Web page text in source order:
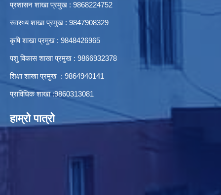
प्रशासन शाखा प्रमुख : 9868224752
स्वास्थ्य शाखा प्रमुख : 9847908329
कृषि शाखा प्रमुख : 9848426965
पशु विकास शाखा प्रमुख : 9866932378
शिक्षा शाखा प्रमुख : 9864940141
प्राविधिक शाखा :9860313081
हाम्रो पात्रो